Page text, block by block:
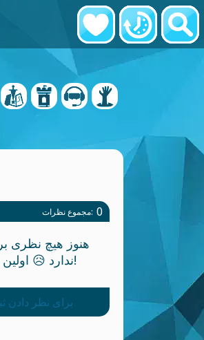
مجموع نظرات: 0
هنوز هیچ نظری
ندارد 😥 اولین مورد را بگذارید!
برای نظر دادن